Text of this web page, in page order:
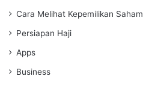
Cara Melihat Kepemilikan Saham
Persiapan Haji
Apps
Business